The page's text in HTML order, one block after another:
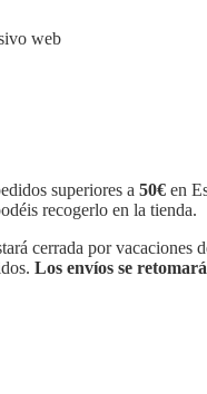
web
superiores a 50€ en
recogerlo en la tienda.
cerrada por vacaciones
Los envíos se